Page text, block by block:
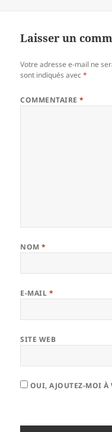
Laisser un
Votre adresse e-mail ne
sont indiqués avec*
COMMENTAIRE*
NOM*
E-MAIL *
SITE WEB
OUI, AJOUTEZ-MOI À